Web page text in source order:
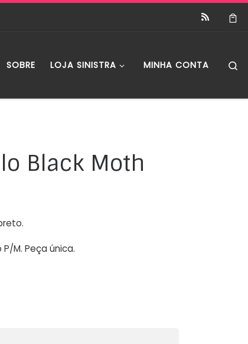
SOBRE LOJA SINISTRA MINHA CONTA
Black Moth
M. Peça única.